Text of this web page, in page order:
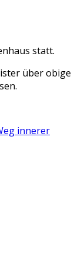
statt.
über obige
innerer